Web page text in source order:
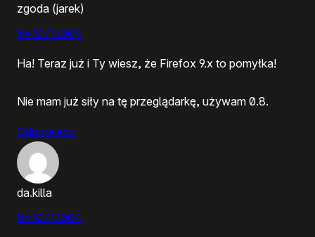
zgoda (jarek)
04/07/2004
Ha! Teraz już i Ty wiesz, że Firefox 9.x to pomyłka!
Nie mam już siły na tę przeglądarkę, używam 0.8.
Odpowiedz
da.killa
04/07/2004